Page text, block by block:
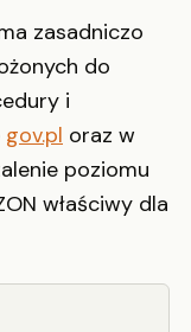
zasadniczo
do
i
gov.pl oraz w
poziomu
właściwy dla